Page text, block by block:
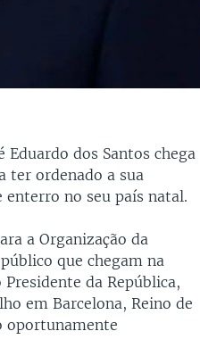
Eduardo dos Santos chega
ter ordenado a sua
enterro no seu país natal.
a Organização da
que chegam na
da República,
em Barcelona, Reino de
oportunamente